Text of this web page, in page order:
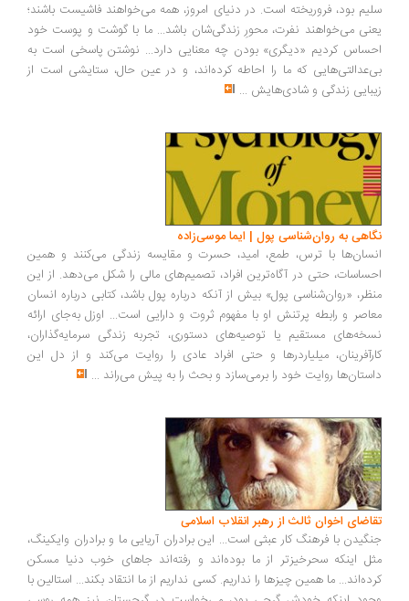
بود، فروریخته است. در دنیای امروز، همه می‌خواهند فاشیست باشند؛
می‌خواهند نفرت، محورِ زندگی‌شان باشد... ما با گوشت و پوست خود
کردیم «دیگری» بودن چه معنایی دارد... نوشتن پاسخی است به
که ما را احاطه کرده‌اند، و در عین حال، ستایشی است از
زندگی و شادی‌هایش...
به روان‌شناسی پول | ایما موسی‌زاده
با ترس، طمع، امید، حسرت و مقایسه زندگی می‌کنند و همین
حتی در آگاه‌ترین افراد، تصمیم‌های مالی را شکل می‌دهد. از این
«روان‌شناسی پول» بیش از آنکه درباره پول باشد، کتابی درباره انسان
و رابطه پرتنش او با مفهوم ثروت و دارایی است... اوزل به‌جای ارائه
مستقیم یا توصیه‌های دستوری، تجربه زندگی سرمایه‌گذاران،
میلیاردرها و حتی افراد عادی را روایت می‌کند و از دل این
روایت خود را برمی‌سازد و بحث را به پیش می‌راند...
اخوان ثالث از رهبر انقلاب اسلامی
با فرهنگ کار عبثی است... این برادران آریایی ما و برادران وایکینگ،
اینکه سحرخیزتر از ما بوده‌اند و رفته‌اند جاهای خوب دنیا مسکن
ما همین چیزها را نداریم. کسی نداریم از ما انتقاد بکند... استالین با